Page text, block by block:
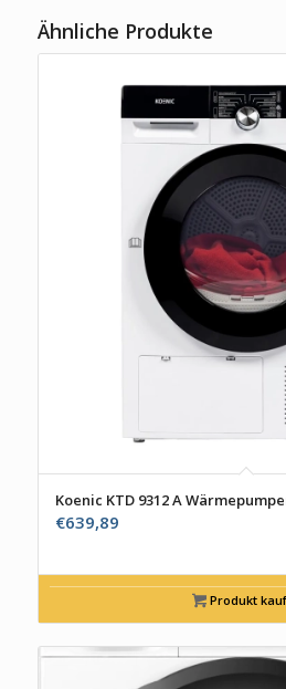
Ähnliche Produkte
Koenic KTD 9312 A
€639,89
Produkt